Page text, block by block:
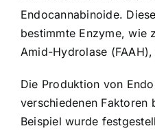
Endocannabinoide.
bestimmte Enzyme, wie
Amid-Hydrolase
Die Produktion von
verschiedenen Faktoren
Beispiel wurde